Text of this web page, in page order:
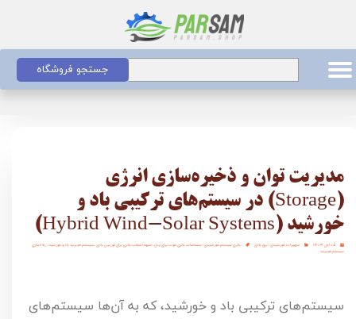
جستجو فروشگاه
مدیریت توان و ذخیره‌سازی انرژی
(Storage) در سیستم‌های ترکیبی باد و
خورشید (Hybrid Wind-Solar Systems)
۰۵ آبان ۱۴۰۴ تجهیزات خورشیدی،برق بادی باتری سیستم خورشیدی،مشخصات باتری خوب برای پنل،شیوه انتخاب باتری برای توربین بادی،سیستم هیبرید باد و خورشید،راه اندازی
سیستم هیبرید
سیستم‌های ترکیبی باد و خورشید، که به آن‌ها سیستم‌های